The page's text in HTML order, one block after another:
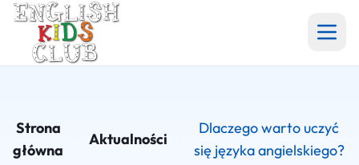
Angielski w szkole i przedszkolu
Strona
główna
Aktualności
Dlaczego warto uczyć
się języka angielskiego?